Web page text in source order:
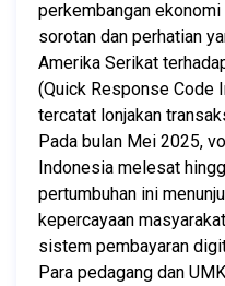
perkembangan
sorotan dan perhatian
Amerika Serikat
(Quick Response Code
tercatat lonjakan
Pada bulan Mei 2025,
Indonesia melesat
pertumbuhan ini
kepercayaan
sistem pembayaran
Para pedagang dan